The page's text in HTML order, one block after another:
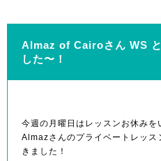
Almaz of Cairoさん WS と
した〜！
今週の月曜日はレッスンお休みを
Almazさんのプライベートレッス
きました！